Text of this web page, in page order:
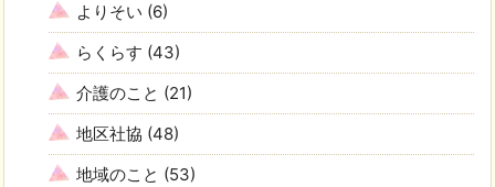
よりそい (6)
らくらす (43)
介護のこと (21)
地区社協 (48)
地域のこと (53)